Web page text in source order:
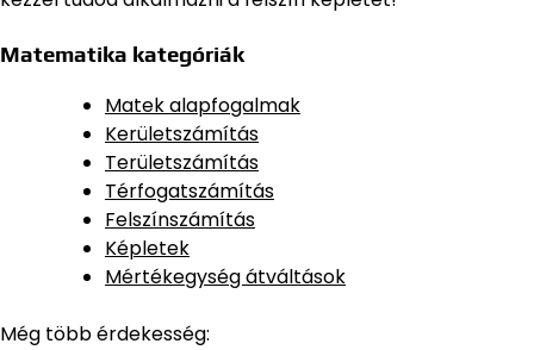
Matematika kategóriák
Matek alapfogalmak
Kerületszámítás
Területszámítás
Térfogatszámítás
Felszínszámítás
Képletek
Mértékegység átváltások
Még több érdekesség: